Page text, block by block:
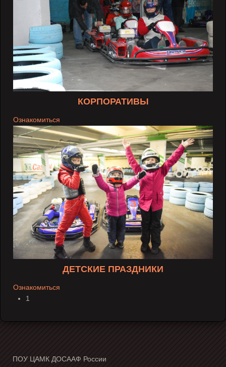
КОРПОРАТИВЫ
Ознакомиться
ДЕТСКИЕ ПРАЗДНИКИ
Ознакомиться
1
ПОУ ЦАМК ДОСААФ России